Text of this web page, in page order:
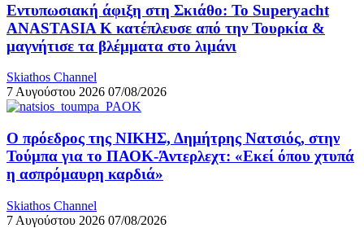
Εντυπωσιακή άφιξη στη Σκιάθο: Το Superyacht
ANASTASIA K κατέπλευσε από την Τουρκία &
μαγνήτισε τα βλέμματα στο λιμάνι
Skiathos Channel
7 Αυγούστου 2026 07/08/2026
Ο πρόεδρος της ΝΙΚΗΣ, Δημήτρης Νατσιός, στην
Τούμπα για το ΠΑΟΚ-Άντερλεχτ: «Εκεί όπου χτυπά
η ασπρόμαυρη καρδιά»
Skiathos Channel
7 Αυγούστου 2026 07/08/2026